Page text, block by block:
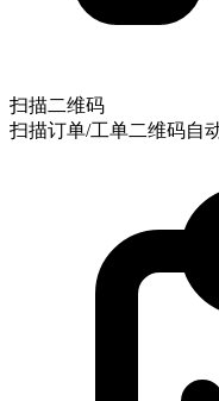
扫描二维码
扫描订单/工单二维码自